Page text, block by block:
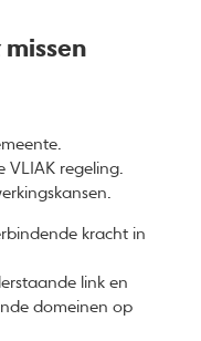
VLIAK regeling.
kracht in
link en
domeinen op